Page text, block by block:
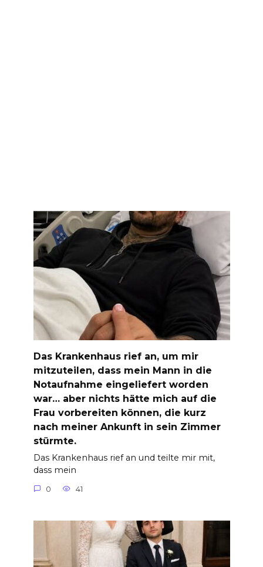
Das Krankenhaus rief an, um mir
mitzuteilen, dass mein Mann in die
Notaufnahme eingeliefert worden
war… aber nichts hätte mich auf die
Frau vorbereiten können, die kurz
nach meiner Ankunft in sein Zimmer
stürmte.
Das Krankenhaus rief an und teilte mir mit,
dass mein
0 41